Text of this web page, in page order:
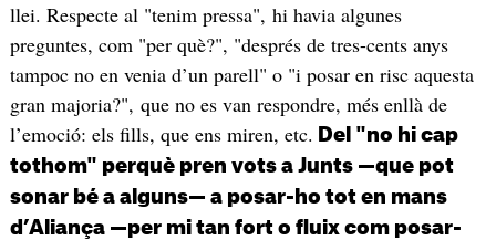
llei. Respecte al "tenim pressa", hi havia algunes
preguntes, com "per què?", "després de tres-cents anys
tampoc no en venia d’un parell" o "i posar en risc aquesta
gran majoria?", que no es van respondre, més enllà de
l’emoció: els fills, que ens miren, etc. Del "no hi cap
tothom" perquè pren vots a Junts —que pot
sonar bé a alguns— a posar-ho tot en mans
d’Aliança —per mi tan fort o fluix com posar-